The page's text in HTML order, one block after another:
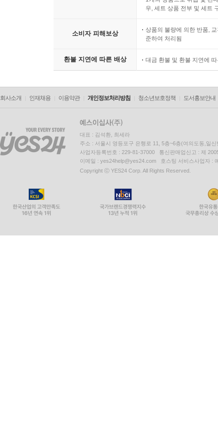
우, 세트 상품 전부 및 세트
소비자 피해보상
상품의 불량에 의한 반품,
준하여 처리됨
환불 지연에 따른 배상 대금 환불 및 환불 지연에
회사소개 인재채용 이용약관 개인정보처리방침 청소년보호정책 도서홍보안내
대표 : 김석환, 최세라
주소 : 서울시 영등포구 은행로 11, 5층~6층(여의도동,일신
사업자등록번호 : 229-81-37000 통신판매업신고 : 제
이메일 : yes24help@yes24.com 호스팅 서비스사업자 :
Copyright ⓒ YES24 Corp. All Rights Reserved.